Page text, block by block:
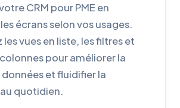
CRM pour PME en
écrans selon vos usages.
les vues en liste, les filtres et
pour améliorer la
et fluidifier la
quotidien.